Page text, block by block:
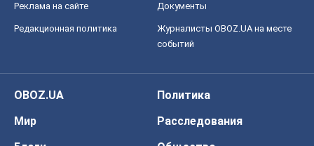
Реклама на сайте Документы
Редакционная политика
Журналисты OBOZ.UA на месте
событий
OBOZ.UA
Политика
Мир
Расследования